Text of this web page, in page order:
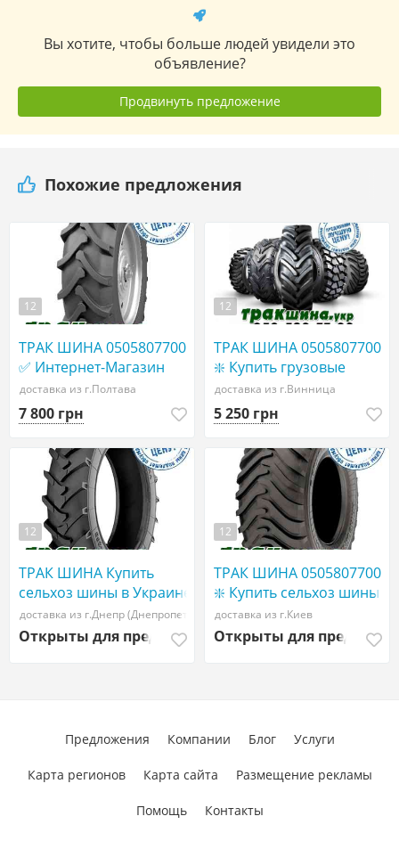
Вы хотите, чтобы больше людей увидели это
объявление?
Продвинуть предложение
Похожие предложения
12
ТРАК ШИНА 0505807700
✅ Интернет-Магазин
ТРАКШИНА. УКР|
КУПИТЬ грузовые
ШИНЫ АГРО шины
СЕЛЬХОЗ ШИНЫ
доставка из г.Полтава
7 800 грн
12
ТРАК ШИНА 0505807700
❇️ Купить грузовые
шины в Украине WWW
ТРАКШИНА.УКР
Грузовая резина 455/40
r22,5
доставка из г.Винница
5 250 грн
12
ТРАК ШИНА Купить
сельхоз шины в Украине
| WWW ТРАКШИНА.УКР
| Сельхоз резина
900/60R32 Трак шина
доставка из г.Днепр (Днепропетровск)
Открыты для предложений
12
ТРАК ШИНА 0505807700
❇️ Купить сельхоз шины
в Украине | WWW
ТРАКШИНА.УКР |
Сельхоз резина 710/70
доставка из г.Киев
Открыты для
Предложения Компании Блог Услуги
Карта регионов Карта сайта Размещение рекламы
Помощь Контакты